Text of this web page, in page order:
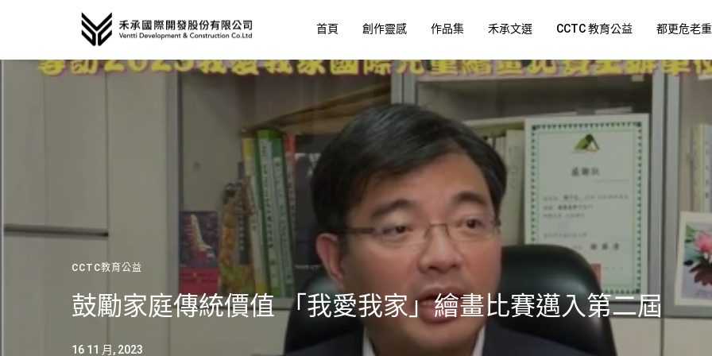
首頁 創作靈感 作品集 禾承文選 CCTC 教育公益 都更危老
CCTC教育公益
鼓勵家庭傳統價值 「我愛我家」繪畫比賽邁入第二屆
16 11 月, 2023